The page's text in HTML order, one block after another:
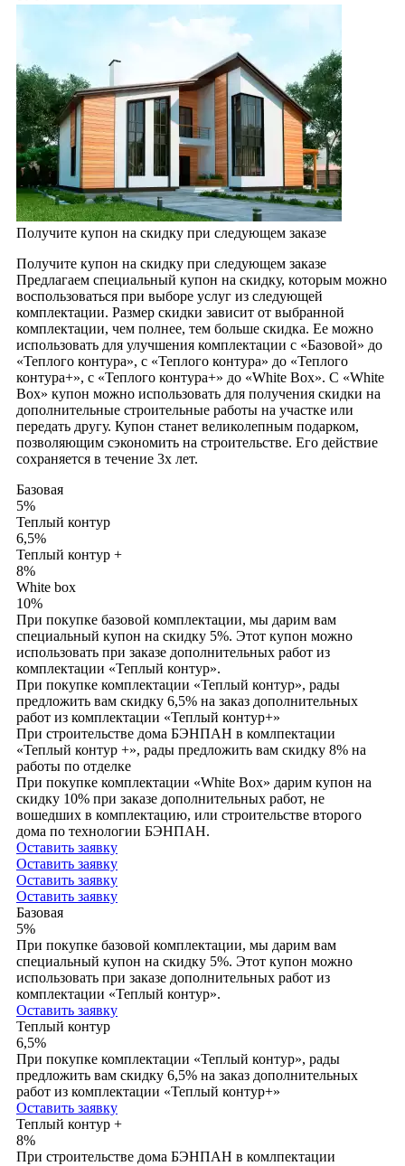
Получите купон на скидку при следующем заказе
Получите купон на скидку при следующем заказе
Предлагаем специальный купон на скидку, которым можно
воспользоваться при выборе услуг из следующей
комплектации. Размер скидки зависит от выбранной
комплектации, чем полнее, тем больше скидка. Ее можно
использовать для улучшения комплектации с «Базовой» до
«Теплого контура», с «Теплого контура» до «Теплого
контура+», с «Теплого контура+» до «White Box». С «White
Box» купон можно использовать для получения скидки на
дополнительные строительные работы на участке или
передать другу. Купон станет великолепным подарком,
позволяющим сэкономить на строительстве. Его действие
сохраняется в течение 3х лет.
Базовая
5%
Теплый контур
6,5%
Теплый контур +
8%
White box
10%
При покупке базовой комплектации, мы дарим вам
специальный купон на скидку 5%. Этот купон можно
использовать при заказе дополнительных работ из
комплектации «Теплый контур».
При покупке комплектации «Теплый контур», рады
предложить вам скидку 6,5% на заказ дополнительных
работ из комплектации «Теплый контур+»
При строительстве дома БЭНПАН в комлпектации
«Теплый контур +», рады предложить вам скидку 8% на
работы по отделке
При покупке комплектации «White Box» дарим купон на
скидку 10% при заказе дополнительных работ, не
вошедших в комплектацию, или строительстве второго
дома по технологии БЭНПАН.
Оставить заявку
Оставить заявку
Оставить заявку
Оставить заявку
Базовая
5%
При покупке базовой комплектации, мы дарим вам
специальный купон на скидку 5%. Этот купон можно
использовать при заказе дополнительных работ из
комплектации «Теплый контур».
Оставить заявку
Теплый контур
6,5%
При покупке комплектации «Теплый контур», рады
предложить вам скидку 6,5% на заказ дополнительных
работ из комплектации «Теплый контур+»
Оставить заявку
Теплый контур +
8%
При строительстве дома БЭНПАН в комлпектации